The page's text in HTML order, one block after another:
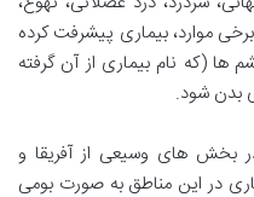
موارد، بیماری پیشرفت کرده
(که نام بیماری از آن گرفته
بدن شود.
بخش های وسیعی از آفریقا و
در این مناطق به صورت بومی